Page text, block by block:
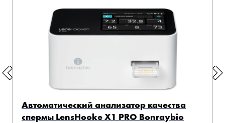
Автоматический анализатор качества
спермы LensHooke X1 PRO Bonraybio